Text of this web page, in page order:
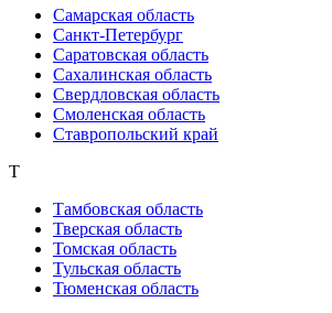
Самарская область
Санкт-Петербург
Саратовская область
Сахалинская область
Свердловская область
Смоленская область
Ставропольский край
Т
Тамбовская область
Тверская область
Томская область
Тульская область
Тюменская область